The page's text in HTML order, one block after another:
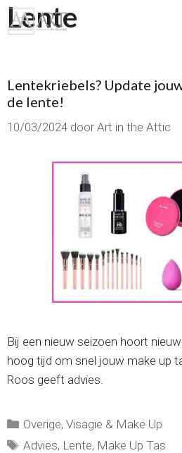
Ga
naar
Lente
Lentekriebels? Update
de lente!
10/03/2024 doorArt in the Attic
Bij een nieuw seizoen hoort
hoog tijd om snel jouw make up
Roos geeft advies.
Categorieën
Overige,Visagie & Make Up
Tags
Advies, Lente, Make Up Tas